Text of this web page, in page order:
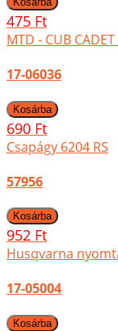
475 Ft
MTD - CUB
17-06036
690 Ft
Csapágy 6204 RS
57956
952 Ft
Husqvarna
17-05004